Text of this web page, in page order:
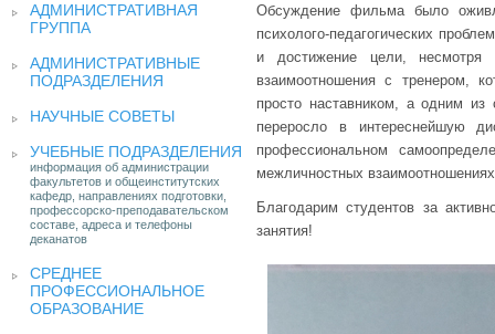
АДМИНИСТРАТИВНАЯ
ГРУППА
АДМИНИСТРАТИВНЫЕ
ПОДРАЗДЕЛЕНИЯ
НАУЧНЫЕ СОВЕТЫ
УЧЕБНЫЕ ПОДРАЗДЕЛЕНИЯ
информация об администрации
факультетов и общеинститутских
кафедр, направлениях подготовки,
профессорско-преподавательском
составе, адреса и телефоны
деканатов
СРЕДНЕЕ
ПРОФЕССИОНАЛЬНОЕ
ОБРАЗОВАНИЕ
Обсуждение фильма было
психолого-педагогических
и достижение цели, несмотря
взаимоотношения с тренером,
просто наставником, а одним
переросло в интереснейшую
профессиональном
межличностных
Благодарим студентов за
занятия!